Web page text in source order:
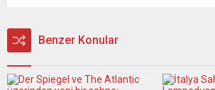
Benzer Konular